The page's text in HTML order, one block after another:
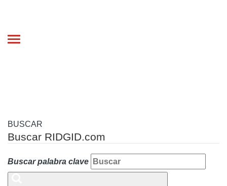
Toggle
BUSCAR
Buscar RIDGID.com
Buscar palabra clave